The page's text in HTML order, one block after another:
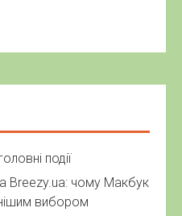
події
Breezy.ua: чому Макбук
вибором